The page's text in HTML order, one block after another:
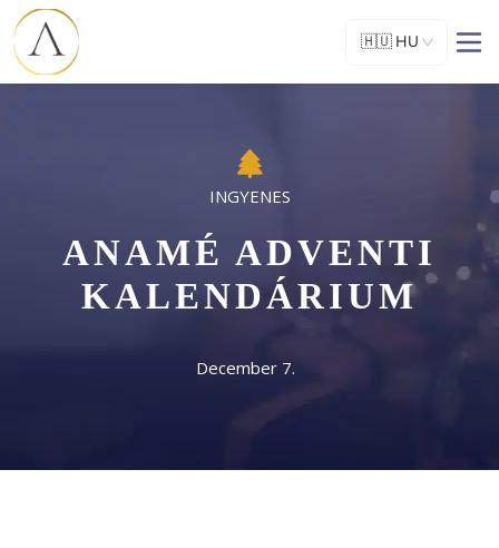
🇭🇺 HU
ANAMÉ ADVENTI
KALENDÁRIUM
December 7.